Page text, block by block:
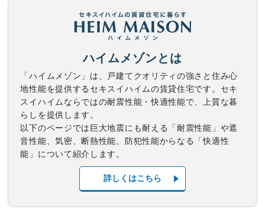
ハイムメゾンとは
「ハイムメゾン」は、戸建てクオリティの強さと住み心
地性能を提供するセキスイハイムの賃貸住宅です。セキ
スイハイムならではの耐震性能・快適性能で、上質な暮
らしを提供します。
以下のページでは巨大地震にも耐える「耐震性能」や遮
音性能、気密、断熱性能、防犯性能からなる「快適性
能」について紹介します。
詳しくはこちら